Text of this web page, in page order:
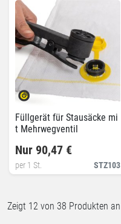
Füllgerät für Stausäcke mi
t Mehrwegventil
STZ103
Nur 90,47 €
per 1 St.
Zeigt 12 von 38 Produkten an